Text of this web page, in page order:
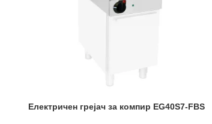
Електричен грејач за компир EG40S7-FBS